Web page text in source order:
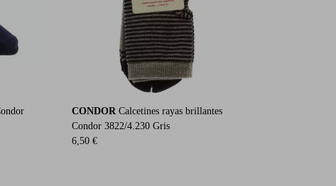
CONDOR Calcetines rayas brillantes
Condor 3822/4.230 Gris
6,50 €